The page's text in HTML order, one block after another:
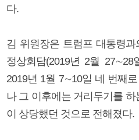
다.
김 위원장은 트럼프 대통령
정상회담(2019년 2월
2019년 1월 7∼10일 네 번째
나 그 이후에는 거리두기를
이 상당했던 것으로 전해졌다.